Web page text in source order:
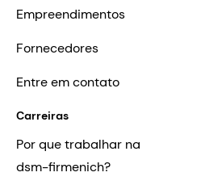
Empreendimentos
Fornecedores
Entre em contato
Carreiras
Por que trabalhar na
dsm-firmenich?